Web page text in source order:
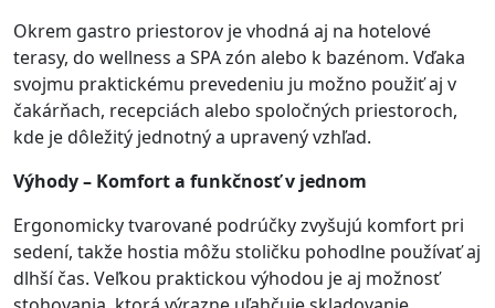
Okrem gastro priestorov je vhodná aj na hotelové
terasy, do wellness a SPA zón alebo k bazénom. Vďaka
svojmu praktickému prevedeniu ju možno použiť aj v
čakárňach, recepciách alebo spoločných priestoroch,
kde je dôležitý jednotný a upravený vzhľad.
Výhody – Komfort a funkčnosť v jednom
Ergonomicky tvarované podrúčky zvyšujú komfort pri
sedení, takže hostia môžu stoličku pohodlne používať aj
dlhší čas. Veľkou praktickou výhodou je aj možnosť